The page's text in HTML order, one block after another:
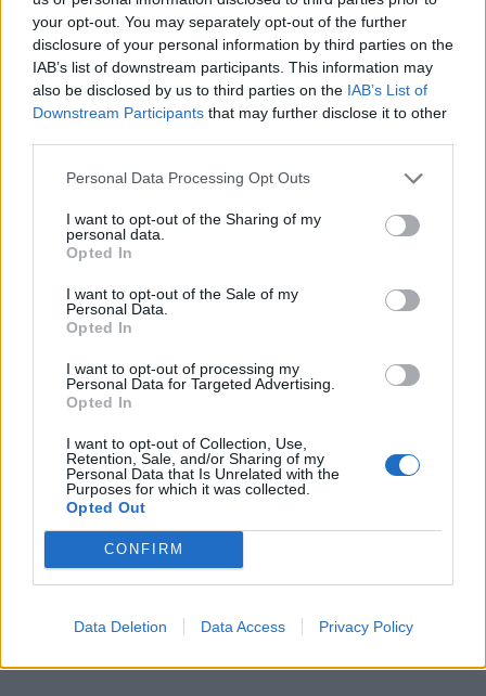
your opt-out. You may separately opt-out of the further
disclosure of your personal information by third parties on the
IAB’s list of downstream participants. This information may
also be disclosed by us to third parties on the IAB’s List of
Downstream Participants that may further disclose it to other
Personal Data Processing Opt Outs
I want to opt-out of the Sharing of my
personal data.
Opted In
I want to opt-out of the Sale of my
Personal Data.
Opted In
I want to opt-out of processing my
Personal Data for Targeted Advertising.
Opted In
I want to opt-out of Collection, Use,
Retention, Sale, and/or Sharing of my
Personal Data that Is Unrelated with the
Purposes for which it was collected.
Opted Out
CONFIRM
Data Deletion Data Access Privacy Policy